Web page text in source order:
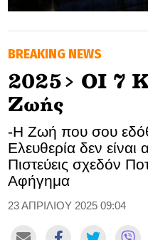
SOOZIE’S FRIENDS
CULTURE
TASTELAND
TECH
HEALTH
BREAKING NEWS
2025> ΟΙ 7
Ζωής
-Η Ζωή που σου
Ελευθερία δεν
Πιστεύεις σχεδόν
Αφήγημα
23 ΑΠΡΙΛΙΟΥ 2025 09:04